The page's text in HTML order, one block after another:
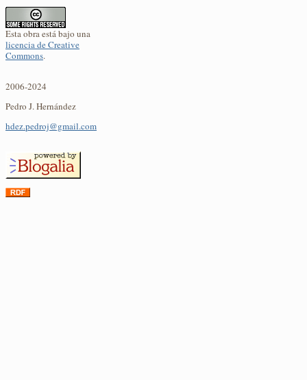
Esta obra está bajo una
licencia de Creative
Commons.
2006-2024
Pedro J. Hernández
hdez.pedroj@gmail.com